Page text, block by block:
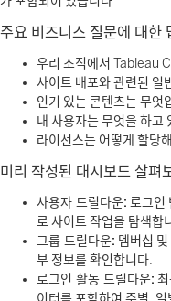
주요 비즈니스 질문에 대한
우리 조직에서 Tableau
사이트 배포와 관련된 일
인기 있는 콘텐츠는 무엇
내 사용자는 무엇을 하고
라이선스는 어떻게 할당
미리 작성된 대시보드 살펴
사용자 드릴다운: 로그인
로 사이트 작업을 탐색합
그룹 드릴다운: 멤버십
부 정보를 확인합니다.
로그인 활동 드릴다운: